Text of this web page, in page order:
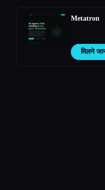
Metatron
मिलने